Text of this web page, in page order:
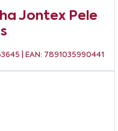
Jontex Pele
| EAN: 7891035990441